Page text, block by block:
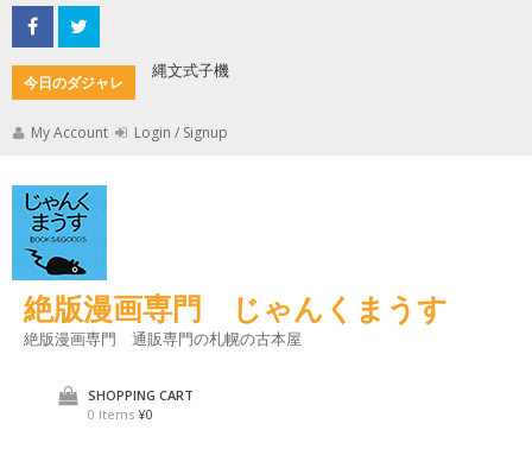
Skip
to
content
今日のダジャレ
縄文式子機
My Account Login / Signup
絶版漫画専門 じゃんくまうす
絶版漫画専門 通販専門の札幌の古本屋
SHOPPING CART
0 Items ¥0